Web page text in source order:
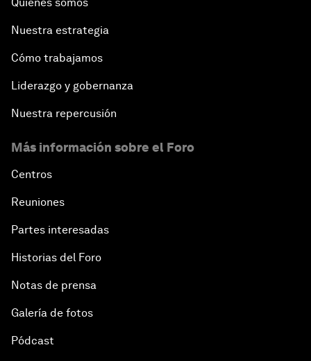
Quiénes somos
Nuestra estrategia
Cómo trabajamos
Liderazgo y gobernanza
Nuestra repercusión
Más información sobre el Foro
Centros
Reuniones
Partes interesadas
Historias del Foro
Notas de prensa
Galería de fotos
Pódcast